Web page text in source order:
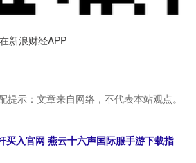
新浪财经APP
提示：文章来自网络，不代表本站观点。
买入官网 燕云十六声国际服手游下载指